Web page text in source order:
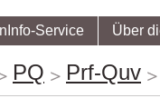
Service Über
PQ Prf-Quv